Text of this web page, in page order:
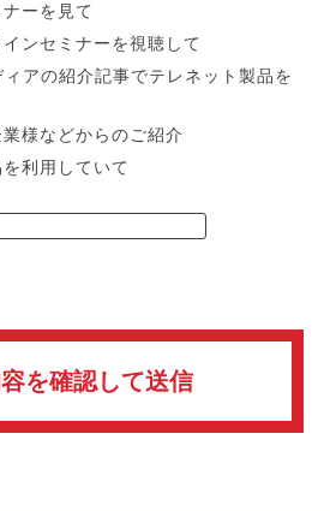
ーを見て
ンセミナーを視聴して
アの紹介記事でテレネット製品を
様などからのご紹介
利用していて